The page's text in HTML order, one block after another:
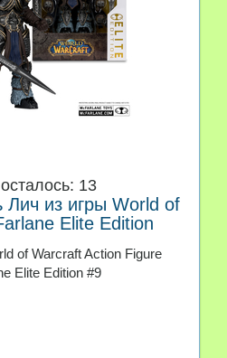
13
Лич из игры World of
Elite Edition
of Warcraft Action Figure
Elite Edition #9